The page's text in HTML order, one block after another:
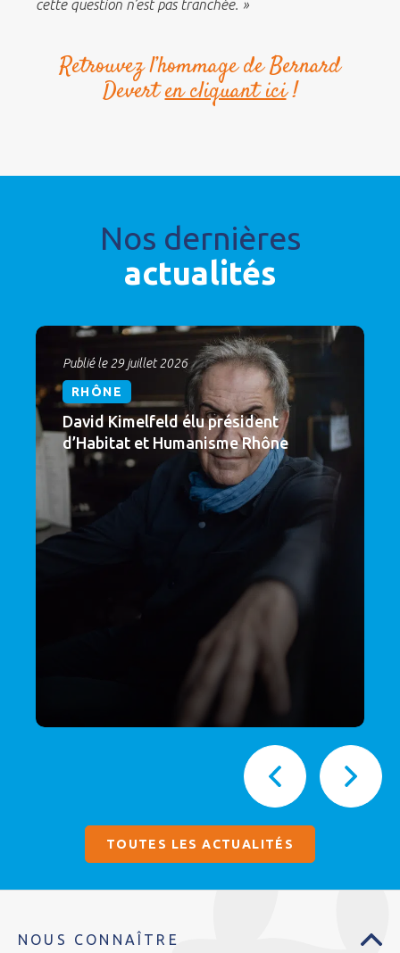
cette question n’est pas tranchée. »
Retrouvez l’hommage de Bernard
Deverten cliquant ici!
Nos dernières
actualités
Publié le 29 juillet 2026
RHÔNE
David Kimelfeld élu président
d’Habitat et Humanisme Rhône
TOUTES LES ACTUALITÉS
NOUS CONNAÎTRE